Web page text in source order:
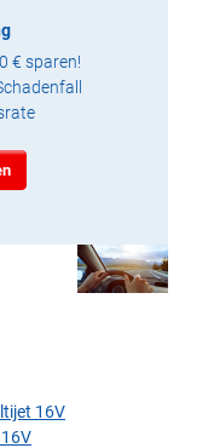
€ sparen!
16V